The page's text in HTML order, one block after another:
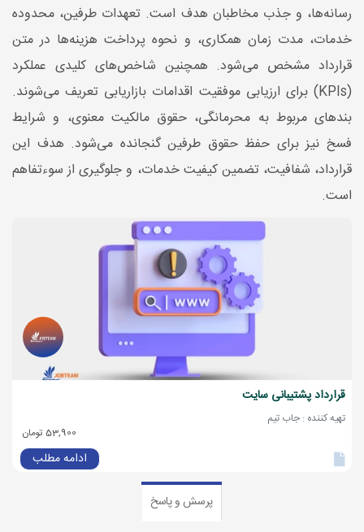
رسانه‌ها، و جذب مخاطبان هدف است. تعهدات طرفین، محدوده
خدمات، مدت زمان همکاری، و نحوه پرداخت هزینه‌ها در متن
قرارداد مشخص می‌شود. همچنین شاخص‌های کلیدی عملکرد
(KPIs) برای ارزیابی موفقیت اقدامات بازاریابی تعریف می‌شوند.
بندهای مربوط به محرمانگی، حقوق مالکیت معنوی، و شرایط
فسخ نیز برای حفظ حقوق طرفین گنجانده می‌شود. هدف این
قرارداد، شفافیت، تضمین کیفیت خدمات، و جلوگیری از سوءتفاهم
است.
قرارداد پشتیبانی سایت
تهیه کننده : جاب تیم
53,900 تومان
ادامه مطلب
پرسش و پاسخ